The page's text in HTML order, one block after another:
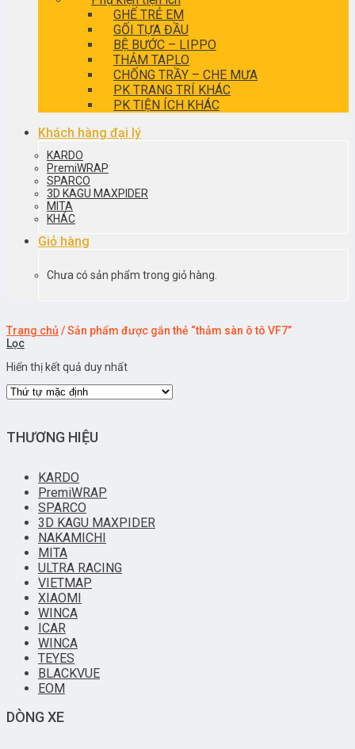
GHẾ TRẺ EM
GỐI TỰA ĐẦU
BỆ BƯỚC – LIPPO
THẢM TAPLO
CHỐNG TRẦY – CHE MƯA
PK TRANG TRÍ KHÁC
PK TIỆN ÍCH KHÁC
Khách hàng đại lý
KARDO
PremiWRAP
SPARCO
3D KAGU MAXPIDER
MITA
KHÁC
Giỏ hàng
Chưa có sản phẩm trong giỏ hàng.
Trang chủ /Sản phẩm được gắn thẻ “thảm sàn ô tô VF7”
Lọc
Hiển thị kết quả duy nhất
THƯƠNG HIỆU
KARDO
PremiWRAP
SPARCO
3D KAGU MAXPIDER
NAKAMICHI
MITA
ULTRA RACING
VIETMAP
XIAOMI
WINCA
ICAR
WINCA
TEYES
BLACKVUE
EOM
DÒNG XE